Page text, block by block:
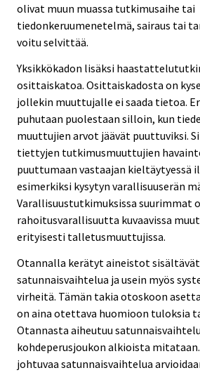
olivat muun muassa tutkimusaihe tai
tiedonkeruumenetelmä, sairaus tai
voitu selvittää.
Yksikkökadon lisäksi
osittaiskatoa. Osittaiskadosta on
jollekin muuttujalle ei saada tietoa.
puhutaan puolestaan silloin, kun
muuttujien arvot jäävät puuttuviksi.
tiettyjen tutkimusmuuttujien
puuttumaan vastaajan kieltäytyessä
esimerkiksi kysytyn varallisuuserän
Varallisuustutkimuksissa suurimmat
rahoitusvarallisuutta kuvaavissa
erityisesti talletusmuuttujissa.
Otannalla kerätyt aineistot
satunnaisvaihtelua ja usein myös
virheitä. Tämän takia otoskoon
on aina otettava huomioon tuloksia
Otannasta aiheutuu
kohdeperusjoukon alkioista
johtuvaa satunnaisvaihtelua